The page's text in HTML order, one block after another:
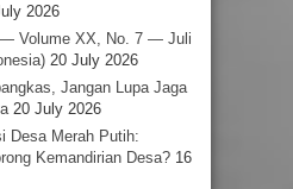
2026
— Volume XX, No. 7 — Juli
20 July 2026
Jangan Lupa Jaga
20 July 2026
Desa Merah Putih:
Kemandirian Desa? 16